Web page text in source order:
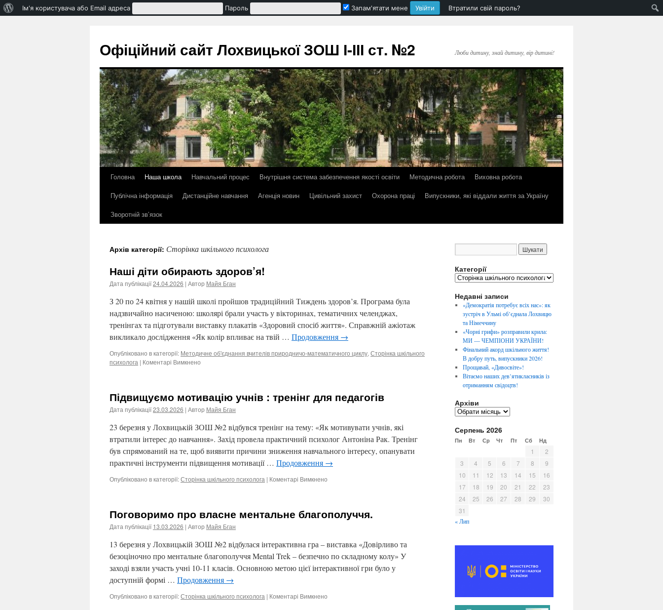
ПроІм'я користувача або Email адреса Пароль Запам'ятати мене Втратили свій пароль?
Офіційний сайт Лохвицької ЗОШ І-ІІІ ст. №2 Люби дитину, знай дитину, вір дитині!
Перейти
контенту
Головна Наша школа Навчальний процес Внутрішня система забезпечення якості освіти Методична робота
Виховна робота
Публічна інформація
Дистанційне навчання Агенція новин Цивільний захист Охорона праці
Випускники, які віддали життя за Україну
Зворотній зв’язок
Архів категорії: Сторінка шкільного психолога
Наші діти обирають здоров’я!
Дата публікації24.04.2026 | Автор Майя Бган
З 20 по 24 квітня у нашій школі пройшов традиційний Тиждень здоров’я. Програма була
надзвичайно насиченою: школярі брали участь у вікторинах, тематичних челенджах,
тренінгах та підготували виставку плакатів «Здоровий спосіб життя». Справжній ажіотаж
викликало дослідження «Як колір впливає на твій … Продовження →
Опубліковано в категорії: Методичне об'єднання вчителів природничо-математичного циклу, Сторінка шкільного
психолога | Коментарі Вимкнено
здоров’я!
Підвищуємо мотивацію учнів : тренінг для педагогів
Дата публікації23.03.2026 | Автор Майя Бган
23 березня у Лохвицькій ЗОШ №2 відбувся тренінг на тему: «Як мотивувати учнів, які
втратили інтерес до навчання». Захід провела практичний психолог Антоніна Рак. Тренінг
був спрямований на те, щоб виявити причини зниження навчального інтересу, опанувати
практичні інструменти підвищення мотивації … Продовження →
Опубліковано в категорії:Сторінка шкільного психолога | Коментарі Вимкнено
:
Поговоримо про власне ментальне благополуччя.
Дата публікації 13.03.2026 | Автор Майя Бган
13 березня у Лохвицькій ЗОШ №2 відбулася інтерактивна гра – виставка «Довірливо та
безоціночно про ментальне благополуччя Mental Trek – безпечно по складному колу» У
заході взяли участь учні 10-11 класів. Основною метою цієї інтерактивної гри було у
доступній формі … Продовження →
Опубліковано в категорії:Сторінка шкільного психолога | Коментарі Вимкнено
Категорії
К
т
е
р
ї
Недавні записи
«Демократія потребує всіх нас»: як
зустріч в Ульмі об’єднала Лохвицю
та Німеччину
«Чорні грифи» розправили крила:
МИ — ЧЕМПІОНИ УКРАЇНИ!
Фінальний акорд шкільного життя!
В добру путь, випускники 2026!
Прощавай, «Дивосвіте»!
Вітаємо наших дев’ятикласників із
отриманням свідоцтв!
Архіви
А
х
і
Серпень 2026
Пн Вт Ср Чт Пт Сб Нд
1
2
3
4 5 6 7 8
9
10
11 12 13 14 15
16
17
18 19 20 21 22
23
24
25 26 27 28 29
30
31
« Лип